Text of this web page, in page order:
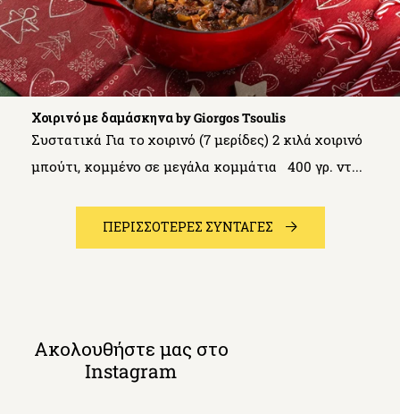
Χοιρινό με δαμάσκηνα by Giorgos Tsoulis
Συστατικά Για το χοιρινό (7 μερίδες) 2 κιλά χοιρινό
μπούτι, κομμένο σε μεγάλα κομμάτια 400 γρ. ντ...
ΠΕΡΙΣΣΟΤΕΡΕΣ ΣΥΝΤΑΓΕΣ
Ακολουθήστε μας στο
Instagram